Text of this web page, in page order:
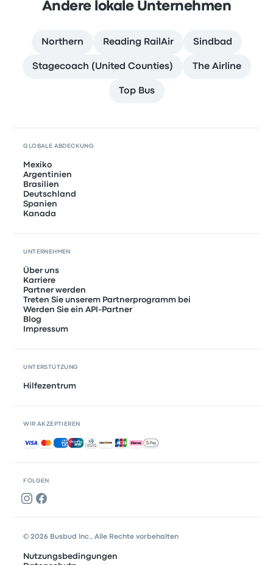
Andere lokale Unternehmen
Northern Reading RailAir Sindbad
Stagecoach (United Counties) The Airline
Top Bus
FOLGEN
GLOBALE ABDECKUNG
Mexiko
Argentinien
Brasilien
Deutschland
Spanien
Kanada
UNTERNEHMEN
Über uns
Karriere
Partner werden
Treten Sie unserem Partnerprogramm bei
Werden Sie ein API-Partner
Blog
Impressum
UNTERSTÜTZUNG
Hilfezentrum
WIR AKZEPTIEREN
Akzeptierte Zahlungsmethoden
© 2026 Busbud Inc., Alle Rechte vorbehalten
Nutzungsbedingungen